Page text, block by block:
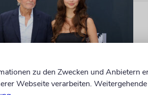
Douglas ist
zu den Zwecken und Anbietern
Webseite verarbeiten.